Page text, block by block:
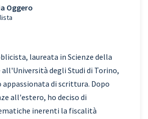
Oggero
laureata in Scienze della
all'Università degli Studi di Torino,
appassionata di scrittura. Dopo
all'estero, ho deciso di
inerenti la fiscalità